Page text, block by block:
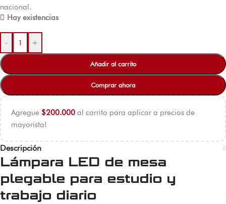
nacional.
Hay existencias
- +
Añadir al carrito
Comprar ahora
Agregue $200.000 al carrito para aplicar a precios de
mayorista!
Descripción
Lámpara LED de mesa
plegable para estudio y
trabajo diario